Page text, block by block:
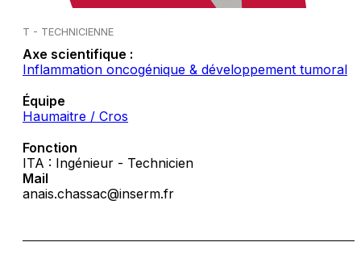
T - TECHNICIENNE
Axe scientifique :
Inflammation oncogénique & développement tumoral
Équipe
Haumaitre / Cros
Fonction
ITA : Ingénieur - Technicien
Mail
anais.chassac@inserm.fr